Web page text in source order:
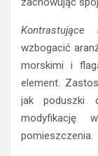
Kontrastujące
wzbogacić
morskimi i
element.
jak poduszki
modyfikację
pomieszczenia.